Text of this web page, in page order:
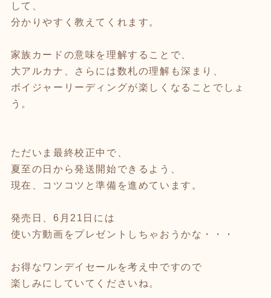
して、
分かりやすく教えてくれます。
家族カードの意味を理解することで、
大アルカナ、さらには数札の理解も深まり、
ボイジャーリーディングが楽しくなることでしょ
う。
ただいま最終校正中で、
夏至の日から発送開始できるよう、
現在、コツコツと準備を進めています。
発売日、6月21日には
使い方動画をプレゼントしちゃおうかな・・・
お得なワンデイセールを考え中ですので
楽しみにしていてくださいね。